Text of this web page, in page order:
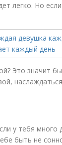
легко. Но
Это значит
у тебя много
быть не